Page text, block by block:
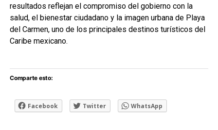
resultados reflejan el compromiso del gobierno con la
salud, el bienestar ciudadano y la imagen urbana de Playa
del Carmen, uno de los principales destinos turísticos del
Caribe mexicano.
Comparte esto:
Facebook Twitter WhatsApp